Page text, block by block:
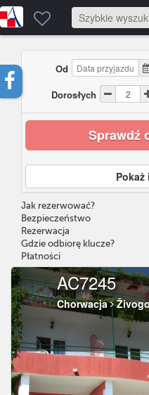
Od
Dorosłych
Sprawdź
Jak rezerwować?
Bezpieczeństwo
Rezerwacja
Gdzie odbiorę klucze?
Płatności
AC7245
Chorwacja